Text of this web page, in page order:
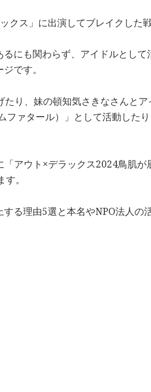
クス」に出演してブレイクした
にも関わらず、アイドルとして
です。
たり、妹の頓知気さきなさんとア
ァタール）」として活動したり
アウト×デラックス2024鳥肌が
。
る理由5選と本名やNPO法人の